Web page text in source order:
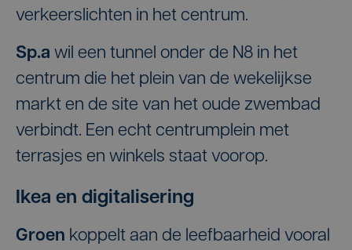
verkeerslichten in het centrum.
Sp.a wil een tunnel onder de N8 in het
centrum die het plein van de wekelijkse
markt en de site van het oude zwembad
verbindt. Een echt centrumplein met
terrasjes en winkels staat voorop.
Ikea en digitalisering
Groen koppelt aan de leefbaarheid vooral